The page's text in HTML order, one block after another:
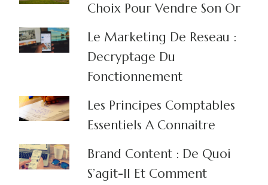
Choix Pour Vendre Son Or
Le Marketing De Reseau :
Decryptage Du
Fonctionnement
Les Principes Comptables
Essentiels A Connaitre
Brand Content : De Quoi
S’agit-Il Et Comment